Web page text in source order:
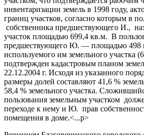
инвентаризации земель в 1998 году,
границ участков, согласно которым в
собственника предшествующего И.,
участок площадью 699,4 кв.м. В
предшествующего Ю. — площадью 498
используемого им земельного участка
подтвержден кадастровым планом
22.12.2004 г. Исходя из указанного
размеры долей составляют 41,6 %
58,4 % земельного участка.
пользования земельным участком
переходе к нему и Ю. прав
помещения в доме.<...p>